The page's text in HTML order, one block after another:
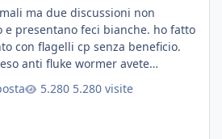
ma due discussioni non
e presentano feci bianche. ho fatto
con flagelli cp senza beneficio.
anti fluke wormer avete
5.280 visite